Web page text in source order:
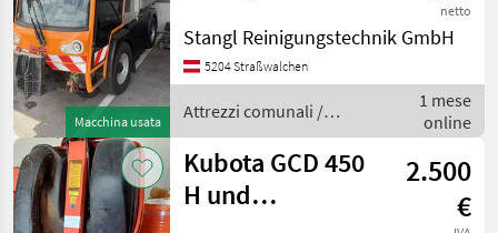
Macchina usata
netto
Bauhöfe, Winterdienst
sowie Grünflächenpflege.
Der hydraulische 3-
einfach
Stangl Reinigungstechnik GmbH
5204 Straßwalchen
Attrezzi comunali /
Sonstige
1 mese
online
Kubota GCD 450
H und
2.500
€